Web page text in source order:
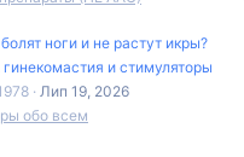
ноги и не растут икры?
и стимуляторы
Лип 19, 2026
обо всем